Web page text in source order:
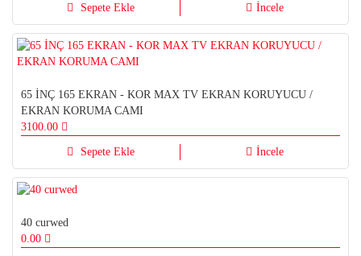
Sepete Ekle İncele
65 İNÇ 165 EKRAN - KOR MAX TV EKRAN KORUYUCU /
EKRAN KORUMA CAMI
3100.00
Sepete Ekle İncele
40 curwed
0.00